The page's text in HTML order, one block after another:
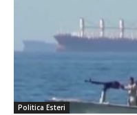
Politica Esteri